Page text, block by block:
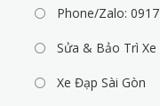
Phone/Zalo:
Sửa & Bảo Trì
Xe Đạp Sài Gòn